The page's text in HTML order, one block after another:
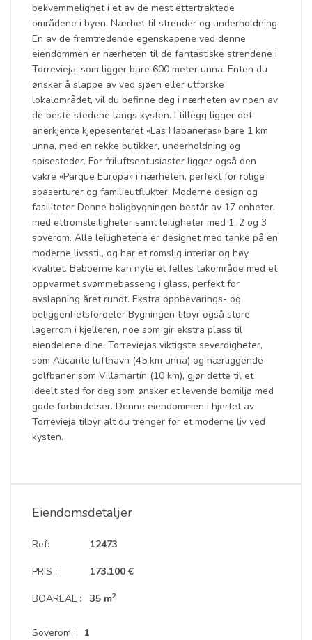
bekvemmelighet i et av de mest ettertraktede
områdene i byen. Nærhet til strender og underholdning
En av de fremtredende egenskapene ved denne
eiendommen er nærheten til de fantastiske strendene i
Torrevieja, som ligger bare 600 meter unna. Enten du
ønsker å slappe av ved sjøen eller utforske
lokalområdet, vil du befinne deg i nærheten av noen av
de beste stedene langs kysten. I tillegg ligger det
anerkjente kjøpesenteret «Las Habaneras» bare 1 km
unna, med en rekke butikker, underholdning og
spisesteder. For friluftsentusiaster ligger også den
vakre «Parque Europa» i nærheten, perfekt for rolige
spaserturer og familieutflukter. Moderne design og
fasiliteter Denne boligbygningen består av 17 enheter,
med ettromsleiligheter samt leiligheter med 1, 2 og 3
soverom. Alle leilighetene er designet med tanke på en
moderne livsstil, og har et romslig interiør og høy
kvalitet. Beboerne kan nyte et felles takområde med et
oppvarmet svømmebasseng i glass, perfekt for
avslapning året rundt. Ekstra oppbevarings- og
beliggenhetsfordeler Bygningen tilbyr også store
lagerrom i kjelleren, noe som gir ekstra plass til
eiendelene dine. Torreviejas viktigste severdigheter,
som Alicante lufthavn (45 km unna) og nærliggende
golfbaner som Villamartín (10 km), gjør dette til et
ideelt sted for deg som ønsker et levende bomiljø med
gode forbindelser. Denne eiendommen i hjertet av
Torrevieja tilbyr alt du trenger for et moderne liv ved
kysten.
Eiendomsdetaljer
Ref:
PRIS :
BOAREAL :
12473
173.100 €
35 m2
Soverom : 1